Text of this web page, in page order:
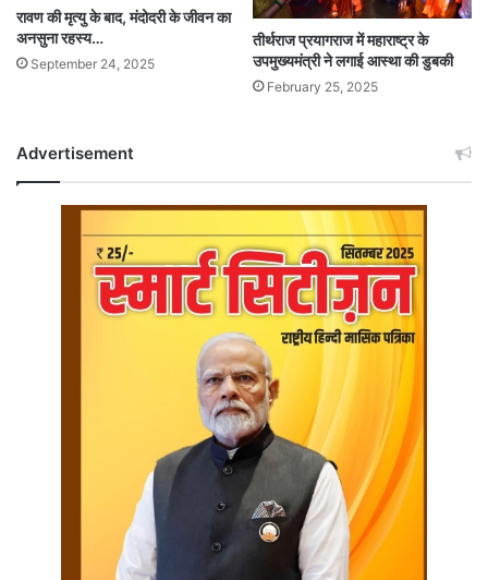
रावण की मृत्यु के बाद, मंदोदरी के जीवन का
अनसुना रहस्य…
September 24, 2025
तीर्थराज प्रयागराज में महाराष्ट्र के
उपमुख्यमंत्री ने लगाई आस्था की डुबकी
February 25, 2025
Advertisement